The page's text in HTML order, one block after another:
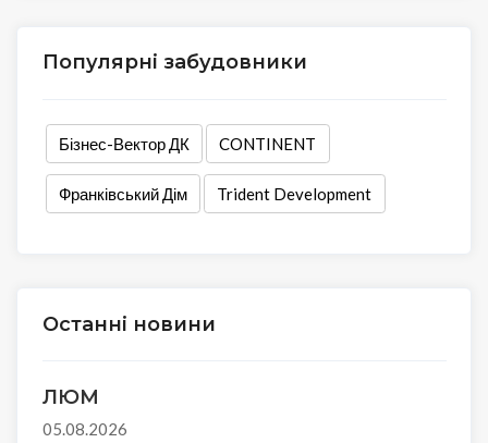
Популярні забудовники
Бізнес-Вектор ДК CONTINENT
Франківський Дім Trident Development
Останні новини
ЛЮМ
05.08.2026